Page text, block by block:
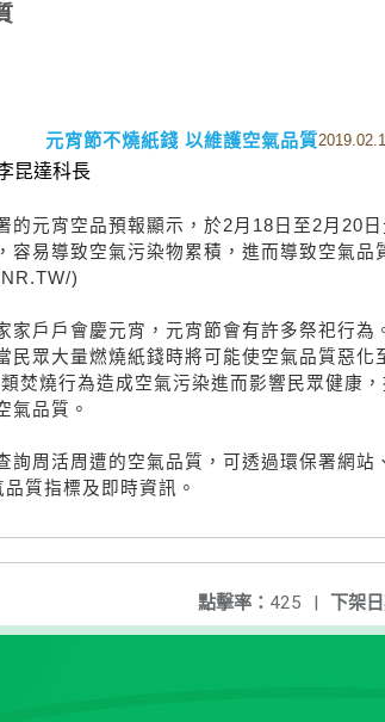
元宵節不燒紙錢 以維護空氣品質
昆達科長
的元宵空品預報顯示，於2月18日至2月20
容易導致空氣污染物累積，進而導致空氣品
)
家戶戶會慶元宵，元宵節會有許多祭祀行
民眾大量燃燒紙錢時將可能使空氣品質惡
焚燒行為造成空氣污染進而影響民眾健康
氣品質。
詢周活周遭的空氣品質，可透過環保署網站
質指標及即時資訊。
下架日
點擊率： 425 |